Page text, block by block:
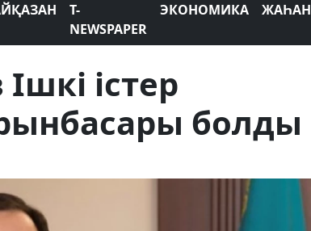
T-
NEWSPAPER
ЭКОНОМИКА ЖАҺАН
істер
болды